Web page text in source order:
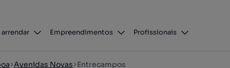
arrendar Empreendimentos Profissionais
Avenidas Novas Entrecampos